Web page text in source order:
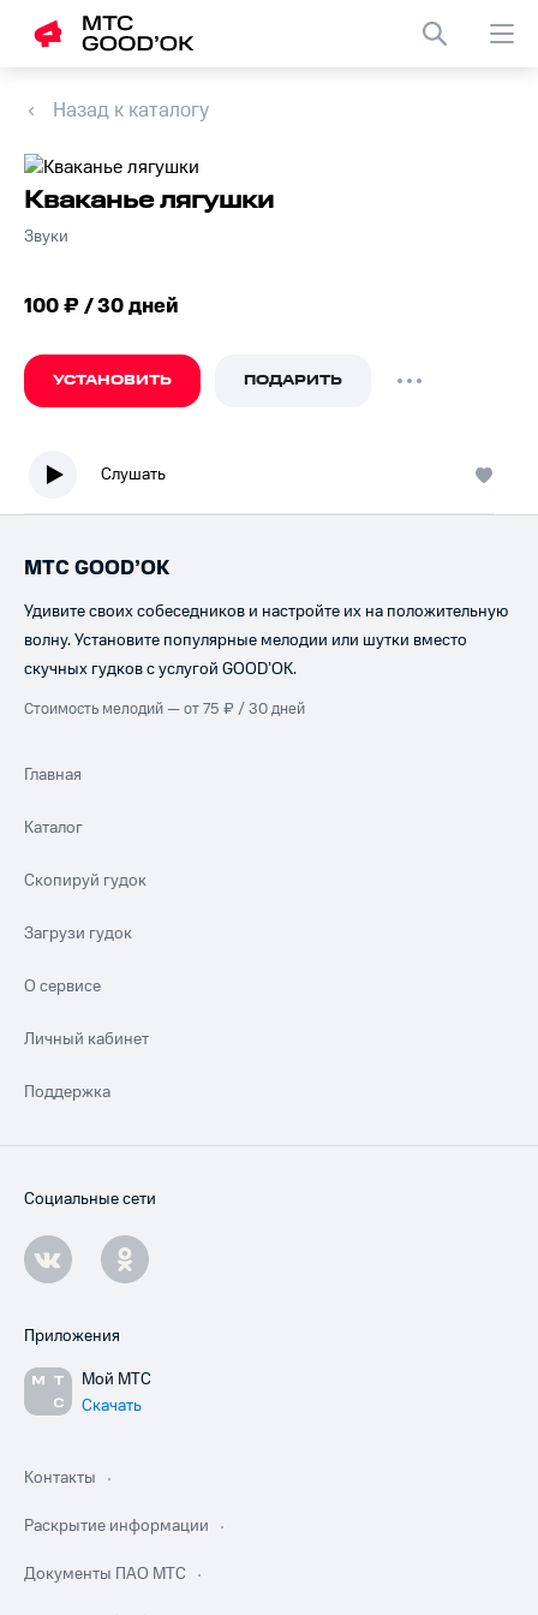
Назад к каталогу
Кваканье лягушки
Звуки
100 ₽ / 30 дней
УСТАНОВИТЬ ПОДАРИТЬ
Слушать
МТС GOOD’OK
Удивите своих собеседников и настройте их на положительную
волну. Установите популярные мелодии или шутки вместо
скучных гудков с услугой GOOD’OK.
Стоимость мелодий — от 75 ₽ / 30 дней
Главная
Каталог
Скопируй гудок
Загрузи гудок
О сервисе
Личный кабинет
Поддержка
Социальные сети
Приложения
Мой МТС
Скачать
Контакты
Раскрытие информации
Документы ПАО МТС